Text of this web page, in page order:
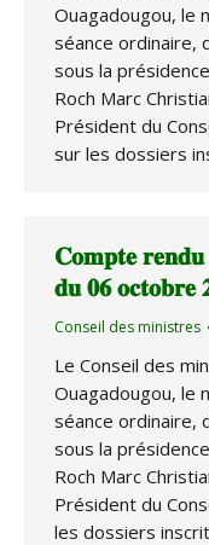
Ouagadougou, le
séance ordinaire,
sous la
Roch Marc
Président du
sur les dossiers
𝐂𝐨𝐦𝐩𝐭𝐞 𝐫𝐞𝐧𝐝𝐮
𝐝𝐮 𝟎𝟔 𝐨𝐜𝐭𝐨𝐛𝐫𝐞
Conseil des ministres
Le Conseil des
Ouagadougou, le
séance ordinaire,
sous la
Roch Marc
Président du
les dossiers